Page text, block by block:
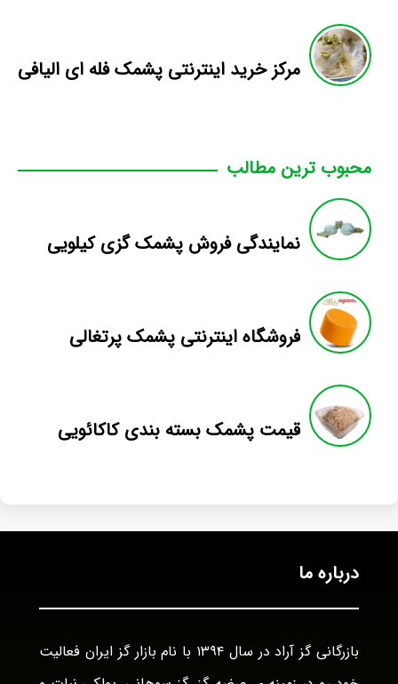
مرکز خرید اینترنتی پشمک فله ای الیافی
محبوب ترین مطالب
نمایندگی فروش پشمک گزی کیلویی
فروشگاه اینترنتی پشمک پرتغالی
قیمت پشمک بسته بندی کاکائویی
درباره ما
بازرگانی گز آراد در سال ۱۳۹۴ با نام بازار گز ایران فعالیت